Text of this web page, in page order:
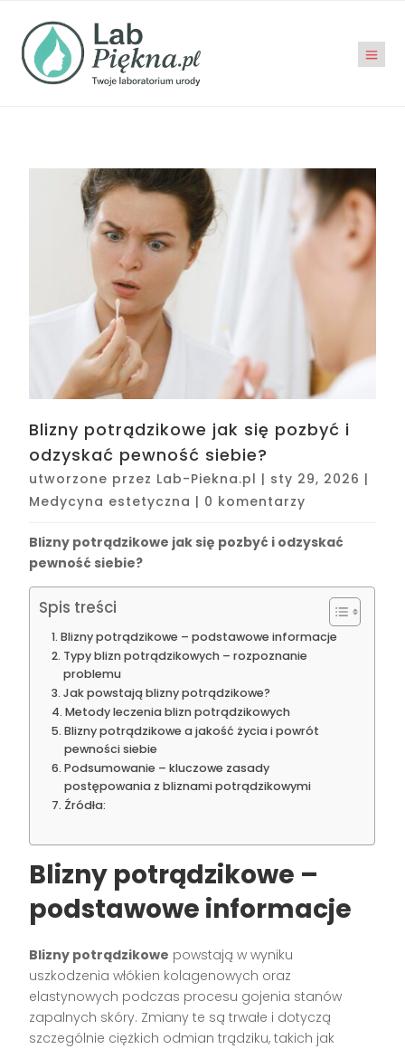
Blizny potrądzikowe jak się pozbyć i
odzyskać pewność siebie?
utworzone przez Lab-Piekna.pl | sty 29, 2026 |
Medycyna estetyczna | 0 komentarzy
Blizny potrądzikowe jak się pozbyć i odzyskać
pewność siebie?
Spis treści
Blizny potrądzikowe – podstawowe informacje
Typy blizn potrądzikowych – rozpoznanie
problemu
Jak powstają blizny potrądzikowe?
Metody leczenia blizn potrądzikowych
Blizny potrądzikowe a jakość życia i powrót
pewności siebie
Podsumowanie – kluczowe zasady
postępowania z bliznami potrądzikowymi
Źródła:
Blizny potrądzikowe –
podstawowe informacje
Blizny potrądzikowe powstają w wyniku
uszkodzenia włókien kolagenowych oraz
elastynowych podczas procesu gojenia stanów
zapalnych skóry. Zmiany te są trwałe i dotyczą
szczególnie ciężkich odmian trądziku, takich jak